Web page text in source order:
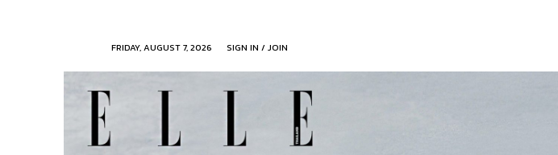
FRIDAY, AUGUST 7, 2026 SIGN IN / JOIN